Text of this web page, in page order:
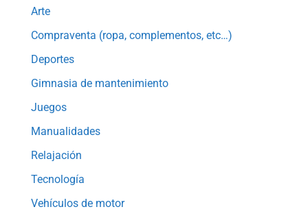
Arte
Compraventa (ropa, complementos, etc…)
Deportes
Gimnasia de mantenimiento
Juegos
Manualidades
Relajación
Tecnología
Vehículos de motor